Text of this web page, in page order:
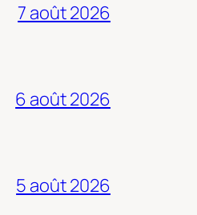
7 août 2026
6 août 2026
5 août 2026